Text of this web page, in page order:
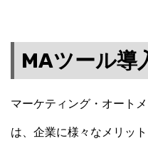
MAツール導
マーケティング・オート
は、企業に様々なメリッ